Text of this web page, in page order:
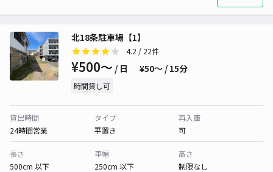
北18条駐車場【1】
4.2 / 22件
¥500〜 / 日 ¥50〜 / 15分
時間貸し可
貸出時間
24時間営業
タイプ
平置き
再入庫
可
長さ
500cm 以下
車幅
250cm 以下
高さ
制限なし